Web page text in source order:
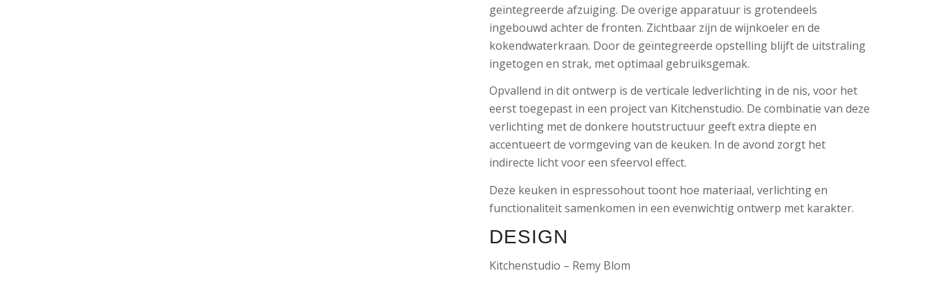
geïntegreerde afzuiging. De overige apparatuur is grotendeels
ingebouwd achter de fronten. Zichtbaar zijn de wijnkoeler en de
kokendwaterkraan. Door de geïntegreerde opstelling blijft de uitstraling
ingetogen en strak, met optimaal gebruiksgemak.
Opvallend in dit ontwerp is de verticale ledverlichting in de nis, voor het
eerst toegepast in een project van Kitchenstudio. De combinatie van deze
verlichting met de donkere houtstructuur geeft extra diepte en
accentueert de vormgeving van de keuken. In de avond zorgt het
indirecte licht voor een sfeervol effect.
Deze keuken in espressohout toont hoe materiaal, verlichting en
functionaliteit samenkomen in een evenwichtig ontwerp met karakter.
DESIGN
Kitchenstudio – Remy Blom